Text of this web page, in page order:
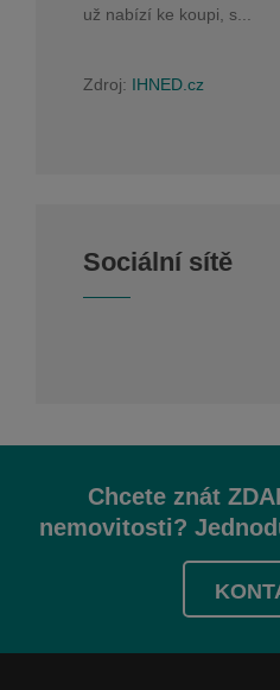
už nabízí ke koupi, s...
Zdroj: IHNED.cz
Sociální sítě
Chcete znát
nemovitosti?